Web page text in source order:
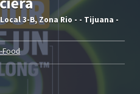
3-B, Zona Rio - - Tijuana -
Food